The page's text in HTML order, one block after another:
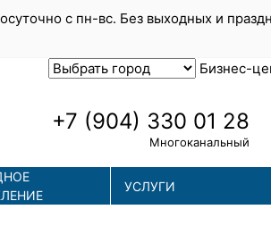
с пн-вс. Без выходных и
Бизнес-
+7 (904) 330 01 28
Многоканальный
УСЛУГИ